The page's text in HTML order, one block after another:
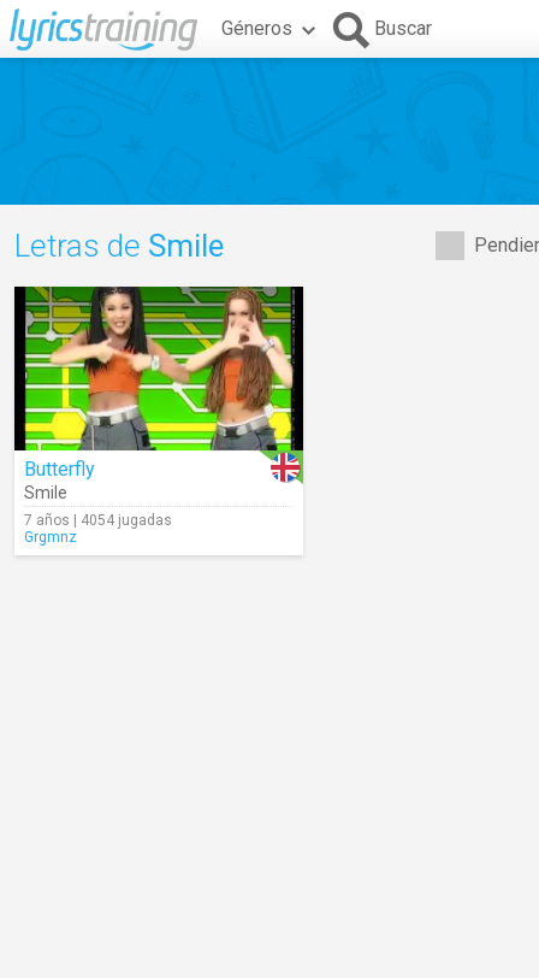
Géneros Buscar
Letras de Smile
Butterfly
Smile
7 años | 4054 jugadas
Grgmnz